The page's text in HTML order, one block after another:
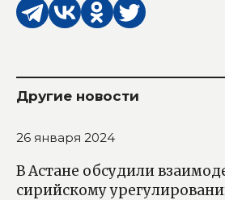
Другие новости
26 января 2024
В Астане обсудили
сирийскому